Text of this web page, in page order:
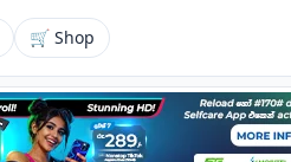
🛒 Shop